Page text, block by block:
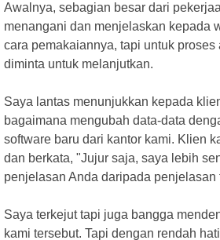
Awalnya, sebagian besar dari
menangani dan menjelaskan kepada
cara pemakaiannya, tapi untuk proses
diminta untuk melanjutkan.
Saya lantas menunjukkan kepada
bagaimana mengubah data-data
software baru dari kantor kami. Klien
dan berkata, "Jujur saja, saya lebih
penjelasan Anda daripada penjelasan
Saya terkejut tapi juga bangga
kami tersebut. Tapi dengan rendah